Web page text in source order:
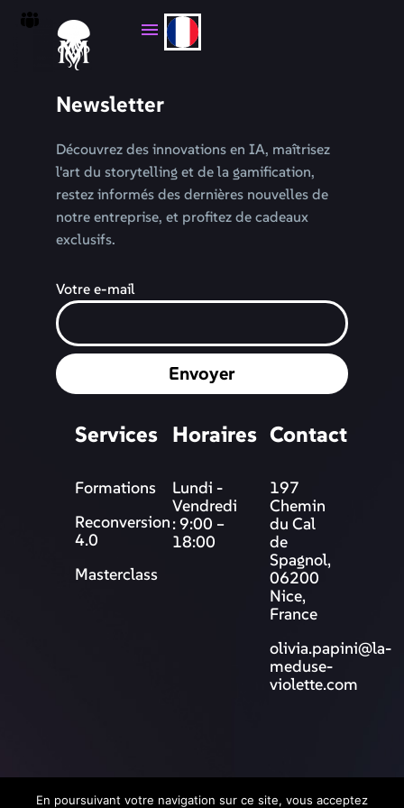
Newsletter
Découvrez des innovations en IA, maîtrisez
l'art du storytelling et de la gamification,
restez informés des dernières nouvelles de
notre entreprise, et profitez de cadeaux
exclusifs.
Votre e-mail
Envoyer
Services
Formations
Reconversion
4.0
Masterclass
Horaires
Lundi -
Vendredi
: 9:00 –
18:00
Contact
197
Chemin
du Cal
de
Spagnol,
06200
Nice,
France
olivia.papini@la-
meduse-
violette.com
© 2025 La Méduse Violette
En poursuivant votre navigation sur ce site, vous acceptez